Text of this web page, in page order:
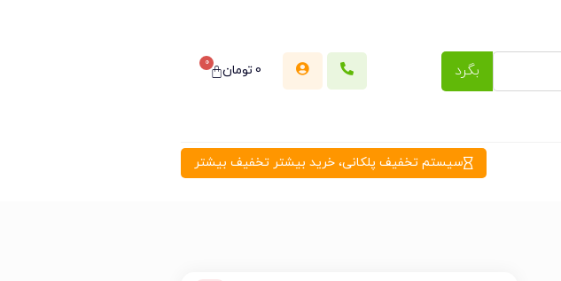
بگرد 0تومان 0
سیستم تخفیف پلکانی، خرید بیشتر تخفیف بیشتر